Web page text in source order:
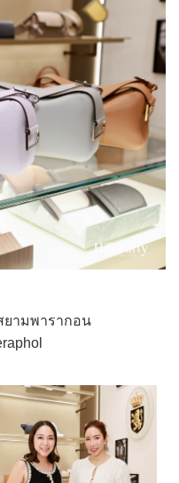
ยามพารากอน